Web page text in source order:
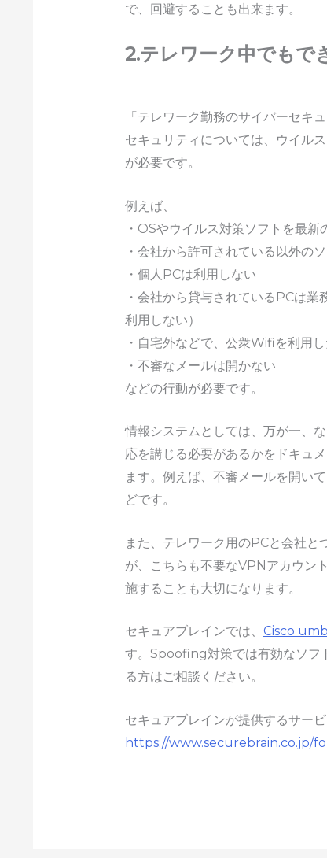
で、回避することも出来ます。
2.テレワーク中でもで
「テレワーク勤務のサイバーセキ
セキュリティについては、ウイル
が必要です。
例えば、
・OSやウイルス対策ソフトを最新
・会社から許可されている以外の
・個人PCは利用しない
・会社から貸与されているPCは
利用しない）
・自宅外などで、公衆Wifiを利用
・不審なメールは開かない
などの行動が必要です。
情報システムとしては、万が一、
応を講じる必要があるかをドキュ
ます。例えば、不審メールを開い
どです。
また、テレワーク用のPCと会社
が、こちらも不要なVPNアカウン
施することも大切になります。
セキュアブレインでは、 Cisco
す。Spoofing対策では有効なソフ
る方はご相談ください。
セキュアブレインが提供するサー
https://www.securebrain.co.jp/